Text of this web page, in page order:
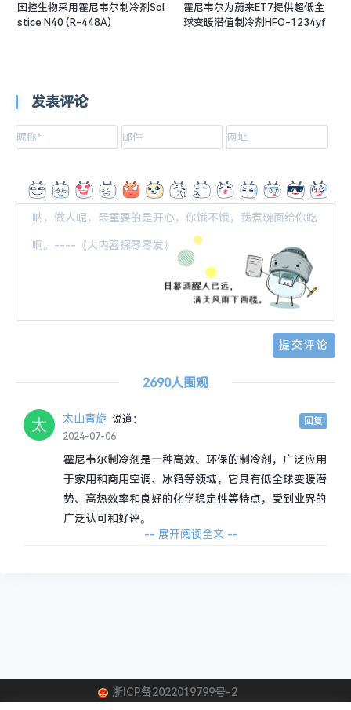
-- 展开阅读全文 --
国控生物采用霍尼韦尔制冷剂Sol
stice N40 (R-448A)
霍尼韦尔为蔚来ET7提供超低全
球变暖潜值制冷剂HFO-1234yf
发表评论
2690人围观
太山青旋 说道：
2024-07-06
霍尼韦尔制冷剂是一种高效、环保的制冷剂，广泛应用
于家用和商用空调、冰箱等领域，它具有低全球变暖潜
势、高热效率和良好的化学稳定性等特点，受到业界的
广泛认可和好评。
回复
浙ICP备2022019799号-2